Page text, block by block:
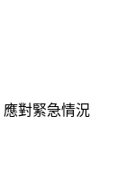
對緊急情況